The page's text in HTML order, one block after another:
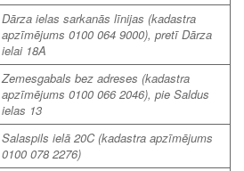
Dārza ielas sarkanās līnijas (kadastra
apzīmējums 0100 064 9000), pretī Dārza
ielai 18A
Zemesgabals bez adreses (kadastra
apzīmējums 0100 066 2046), pie Saldus
ielas 13
Salaspils ielā 20C (kadastra apzīmējums
0100 078 2276)